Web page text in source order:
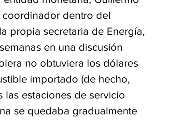
dentro del
propia secretaria de Energía,
en una discusión
no obtuviera los dólares
importado (de hecho,
las estaciones de servicio
se quedaba gradualmente